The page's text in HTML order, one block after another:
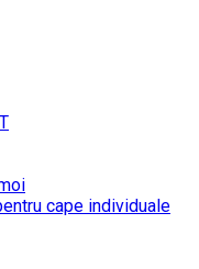
cape individuale